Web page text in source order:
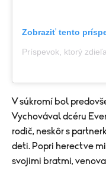
Zobraziť tento
V súkromí bol
Vychovával dcéru
rodič, neskôr s
deti. Popri herectve
svojimi bratmi,